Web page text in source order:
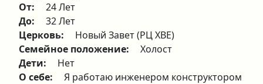
От:
24 Лет
До:
32 Лет
Церковь:
Новый Завет (РЦ ХВЕ)
Семейное положение:
Холост
Дети:
Нет
О себе:
Я работаю инженером конструктором